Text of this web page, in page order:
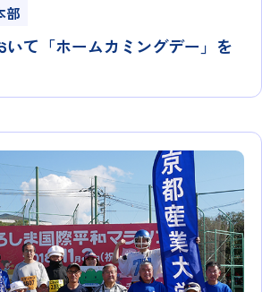
部
いて「ホームカミングデー」を